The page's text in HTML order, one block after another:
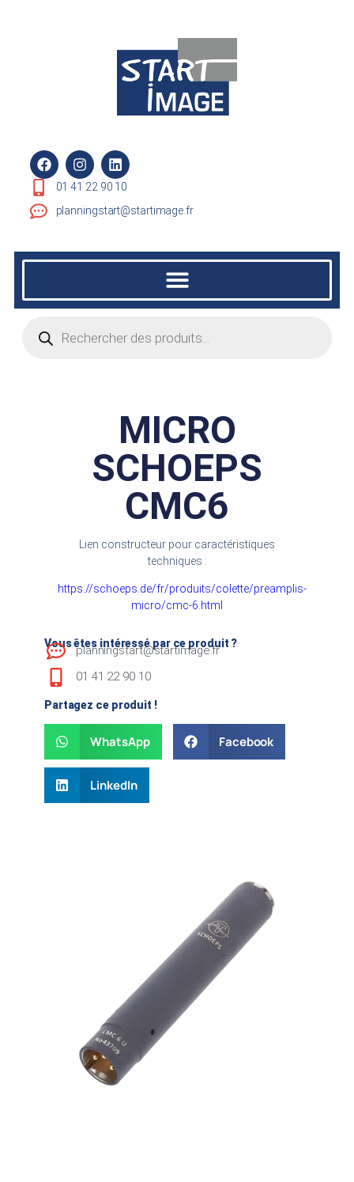
01 41 22 90 10
planningstart@startimage.fr
MICRO
SCHOEPS
CMC6
Lien constructeur pour caractéristiques
techniques :
https://schoeps.de/fr/produits/colette/preamplis-
micro/cmc-6.html
Vous êtes intéressé par ce produit ?
planningstart@startimage.fr
01 41 22 90 10
Partagez ce produit !
WhatsApp Facebook
LinkedIn